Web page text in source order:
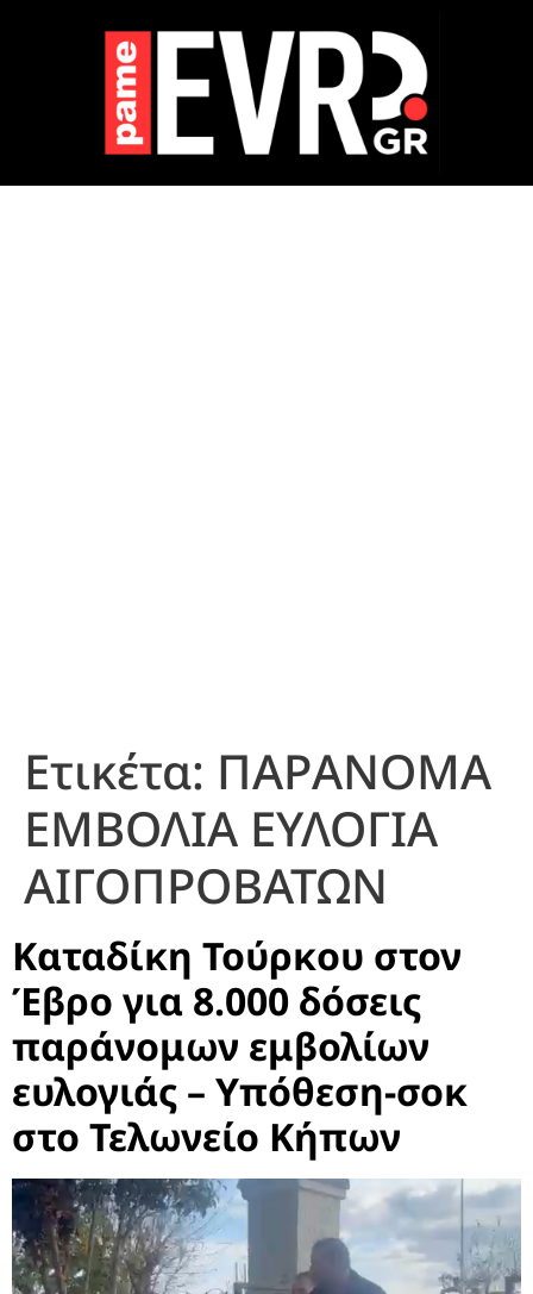
Ετικέτα: ΠΑΡΑΝΟΜΑ
ΕΜΒΟΛΙΑ ΕΥΛΟΓΙΑ
ΑΙΓΟΠΡΟΒΑΤΩΝ
Καταδίκη Τούρκου στον
Έβρο για 8.000 δόσεις
παράνομων εμβολίων
ευλογιάς – Υπόθεση-σοκ
στο Τελωνείο Κήπων